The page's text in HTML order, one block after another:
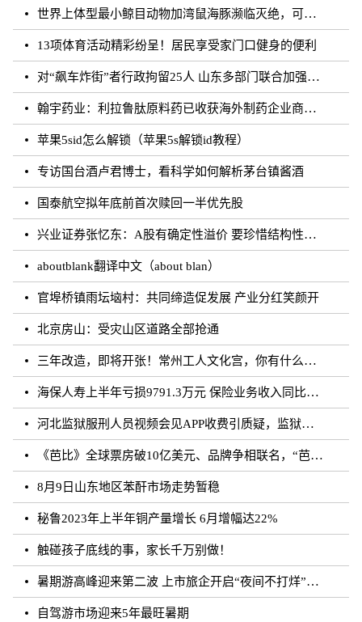
世界上体型最小鲸目动物加湾鼠海豚濒临灭绝，可能仅剩10至13头
13项体育活动精彩纷呈！居民享受家门口健身的便利
对“飙车炸街”者行政拘留25人 山东多部门联合加强噪声污染防治工作
翰宇药业：利拉鲁肽原料药已收获海外制药企业商业批订单
苹果5sid怎么解锁（苹果5s解锁id教程）
专访国台酒卢君博士，看科学如何解析茅台镇酱酒
国泰航空拟年底前首次赎回一半优先股
兴业证券张忆东：A股有确定性溢价 要珍惜结构性行情
aboutblank翻译中文（about blan）
官埠桥镇雨坛垴村：共同缔造促发展 产业分红笑颜开
北京房山：受灾山区道路全部抢通
三年改造，即将开张！常州工人文化宫，你有什么话说？
海保人寿上半年亏损9791.3万元 保险业务收入同比增长约50.73%
河北监狱服刑人员视频会见APP收费引质疑，监狱：开发公司收取
《芭比》全球票房破10亿美元、品牌争相联名，“芭比”IP第二春来临？
8月9日山东地区苯酐市场走势暂稳
秘鲁2023年上半年铜产量增长 6月增幅达22%
触碰孩子底线的事，家长千万别做！
暑期游高峰迎来第二波 上市旅企开启“夜间不打烊”模式
自驾游市场迎来5年最旺暑期